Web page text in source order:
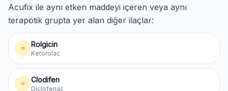
Acufix ile aynı etken maddeyi içeren veya aynı
terapötik grupta yer alan diğer ilaçlar:
≈ Rolgicin
Ketorolac
≈ Clodifen
Diclofenac